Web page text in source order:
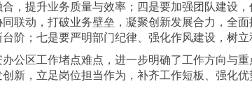
，提升业务质量与效率；四是要加强团队建设
联动，打破业务壁垒，凝聚创新发展合力，全
阶；七是要严明部门纪律、强化作风建设，树
公区工作堵点难点，进一步明确了工作方向与
新，立足岗位担当作为，补齐工作短板、强化